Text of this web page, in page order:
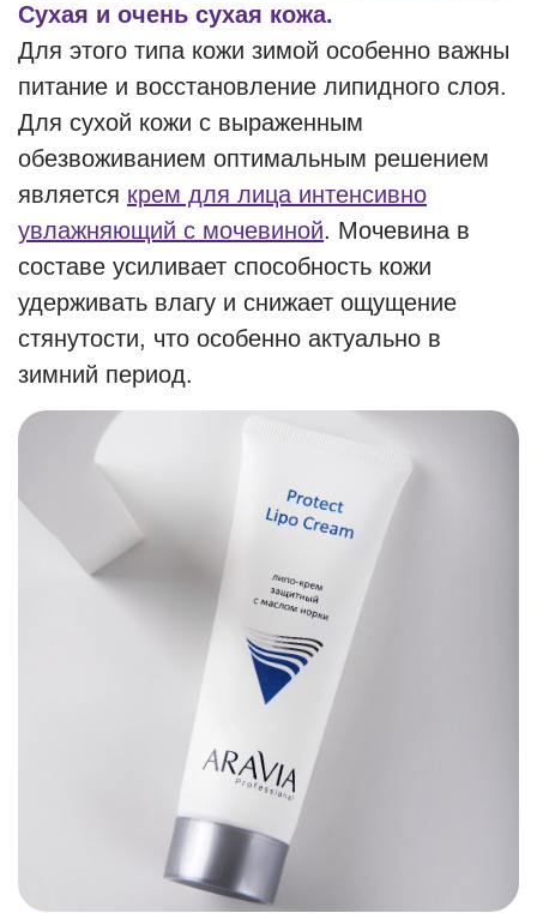
Сухая и очень сухая кожа.
Для этого типа кожи зимой особенно важны
питание и восстановление липидного слоя.
Для сухой кожи с выраженным
обезвоживанием оптимальным решением
является крем для лица интенсивно
увлажняющий с мочевиной. Мочевина в
составе усиливает способность кожи
удерживать влагу и снижает ощущение
стянутости, что особенно актуально в
зимний период.